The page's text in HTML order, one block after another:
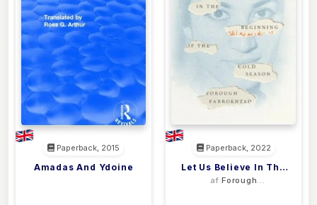
Paperback, 2015
Amadas And Ydoine
Paperback, 2022
Let Us Believe In The
Beginning Of The
af Forough